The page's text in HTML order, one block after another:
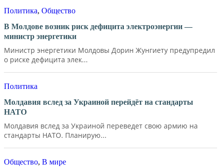
Политика, Общество
В Молдове возник риск дефицита электроэнергии —
министр энергетики
Министр энергетики Молдовы Дорин Жунгиету предупредил
о риске дефицита элек...
Политика
Молдавия вслед за Украиной перейдёт на стандарты
НАТО
Молдавия вслед за Украиной переведет свою армию на
стандарты НАТО. Планирую...
Общество, В мире